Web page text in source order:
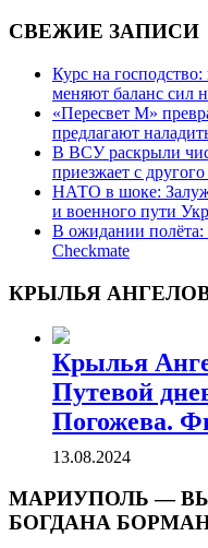
СВЕЖИЕ ЗАПИСИ
Курс на
меняют баланс сил
«Пересвет М»
предлагают
В ВСУ раскрыли
приезжает с
НАТО в шоке:
и военного пути
В ожидании полёта:
Checkmate
КРЫЛЬЯ
Крылья
Путевой
Погожева.
13.08.2024
МАРИУПОЛЬ —
БОГДАНА